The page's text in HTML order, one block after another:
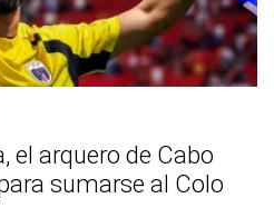
el arquero de Cabo
sumarse al Colo